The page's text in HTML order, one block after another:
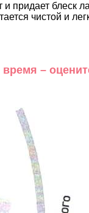
блеск
чистой и
–